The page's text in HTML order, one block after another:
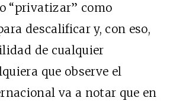
“privatizar” como
descalificar y, con eso,
de cualquier
que observe el
va a notar que en